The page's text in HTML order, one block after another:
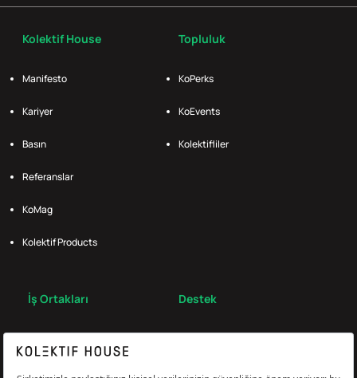
Kolektif House
Manifesto
Kariyer
Basın
Referanslar
KoMag
Kolektif Products
Topluluk
KoPerks
KoEvents
Kolektifliler
İş Ortakları Destek